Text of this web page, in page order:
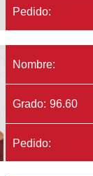
Pedido:
Nombre:
Grado: 96.60
Pedido: